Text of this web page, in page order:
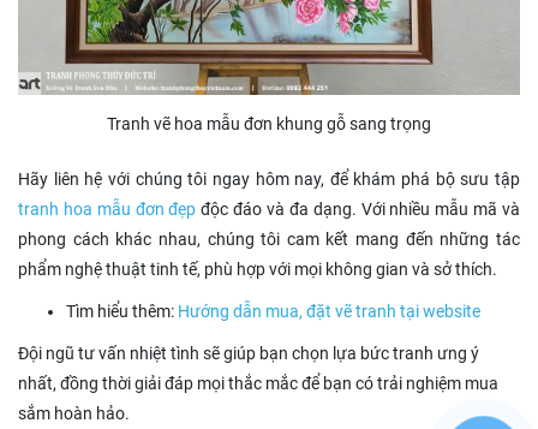
Tranh vẽ hoa mẫu đơn khung gỗ sang trọng
Hãy liên hệ với chúng tôi ngay hôm nay, để khám phá bộ sưu tập
tranh hoa mẫu đơn đẹp độc đáo và đa dạng. Với nhiều mẫu mã và
phong cách khác nhau, chúng tôi cam kết mang đến những tác
phẩm nghệ thuật tinh tế, phù hợp với mọi không gian và sở thích.
Tìm hiểu thêm: Hướng dẫn mua, đặt vẽ tranh tại website
Đội ngũ tư vấn nhiệt tình sẽ giúp bạn chọn lựa bức tranh ưng ý
nhất, đồng thời giải đáp mọi thắc mắc để bạn có trải nghiệm mua
sắm hoàn hảo.